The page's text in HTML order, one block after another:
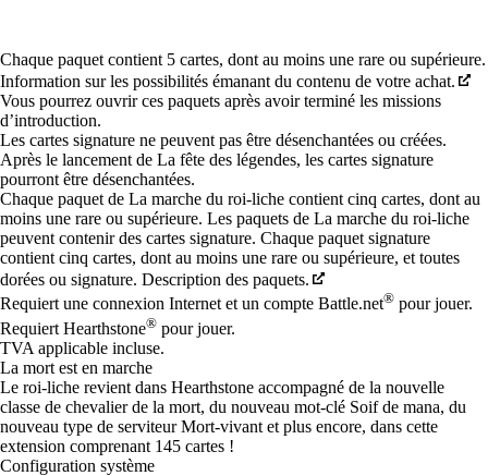
Available actions
Chaque paquet contient 5 cartes, dont au moins une rare ou supérieure.
Information sur les possibilités émanant du contenu de votre achat.
Vous pourrez ouvrir ces paquets après avoir terminé les missions
d’introduction.
Les cartes signature ne peuvent pas être désenchantées ou créées.
Après le lancement de La fête des légendes, les cartes signature
pourront être désenchantées.
Chaque paquet de La marche du roi-liche contient cinq cartes, dont au
moins une rare ou supérieure. Les paquets de La marche du roi-liche
peuvent contenir des cartes signature. Chaque paquet signature
contient cinq cartes, dont au moins une rare ou supérieure, et toutes
dorées ou signature. Description des paquets.
Requiert une connexion Internet et un compte Battle.net® pour jouer.
Requiert Hearthstone® pour jouer.
TVA applicable incluse.
La mort est en marche
Le roi-liche revient dans Hearthstone accompagné de la nouvelle
classe de chevalier de la mort, du nouveau mot-clé Soif de mana, du
nouveau type de serviteur Mort-vivant et plus encore, dans cette
extension comprenant 145 cartes !
Configuration système